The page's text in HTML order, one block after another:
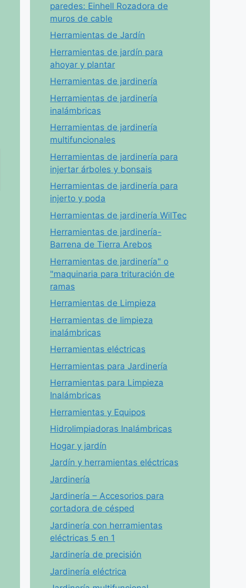
paredes: Einhell Rozadora de
muros de cable
Herramientas de Jardín
Herramientas de jardín para
ahoyar y plantar
Herramientas de jardinería
Herramientas de jardinería
inalámbricas
Herramientas de jardinería
multifuncionales
Herramientas de jardinería para
injertar árboles y bonsais
Herramientas de jardinería para
injerto y poda
Herramientas de jardinería WilTec
Herramientas de jardinería-
Barrena de Tierra Arebos
Herramientas de jardinería" o
"maquinaria para trituración de
ramas
Herramientas de Limpieza
Herramientas de limpieza
inalámbricas
Herramientas eléctricas
Herramientas para Jardinería
Herramientas para Limpieza
Inalámbricas
Herramientas y Equipos
Hidrolimpiadoras Inalámbricas
Hogar y jardín
Jardín y herramientas eléctricas
Jardinería
Jardinería – Accesorios para
cortadora de césped
Jardinería con herramientas
eléctricas 5 en 1
Jardinería de precisión
Jardinería eléctrica